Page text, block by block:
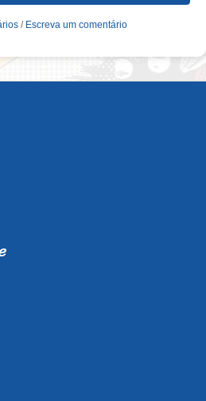
/ Escreva um comentário